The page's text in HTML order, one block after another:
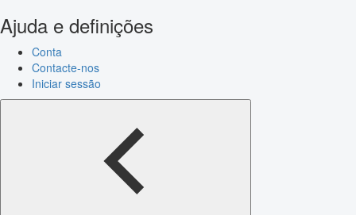
Ajuda e definições
Conta
Contacte-nos
Iniciar sessão